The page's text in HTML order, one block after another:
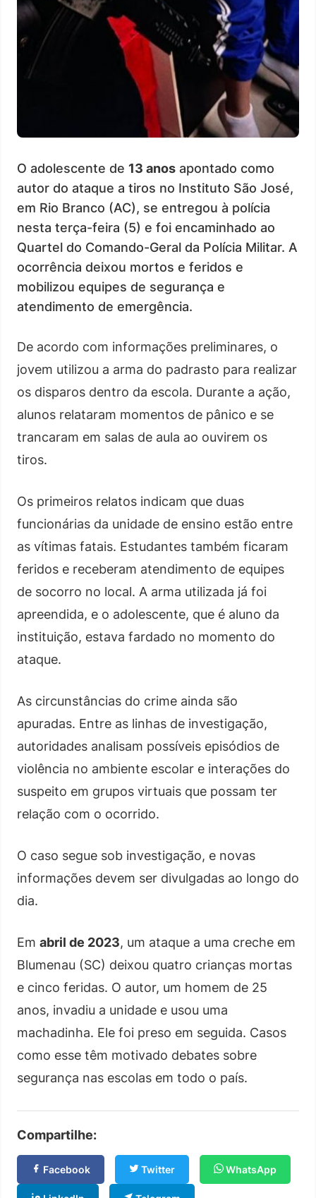
O adolescente de 13 anos apontado como
autor do ataque a tiros no Instituto São José,
em Rio Branco (AC), se entregou à polícia
nesta terça-feira (5) e foi encaminhado ao
Quartel do Comando-Geral da Polícia Militar. A
ocorrência deixou mortos e feridos e
mobilizou equipes de segurança e
atendimento de emergência.
De acordo com informações preliminares, o
jovem utilizou a arma do padrasto para realizar
os disparos dentro da escola. Durante a ação,
alunos relataram momentos de pânico e se
trancaram em salas de aula ao ouvirem os
tiros.
Os primeiros relatos indicam que duas
funcionárias da unidade de ensino estão entre
as vítimas fatais. Estudantes também ficaram
feridos e receberam atendimento de equipes
de socorro no local. A arma utilizada já foi
apreendida, e o adolescente, que é aluno da
instituição, estava fardado no momento do
ataque.
As circunstâncias do crime ainda são
apuradas. Entre as linhas de investigação,
autoridades analisam possíveis episódios de
violência no ambiente escolar e interações do
suspeito em grupos virtuais que possam ter
relação com o ocorrido.
O caso segue sob investigação, e novas
informações devem ser divulgadas ao longo do
dia.
Em abril de 2023, um ataque a uma creche em
Blumenau (SC) deixou quatro crianças mortas
e cinco feridas. O autor, um homem de 25
anos, invadiu a unidade e usou uma
machadinha. Ele foi preso em seguida. Casos
como esse têm motivado debates sobre
segurança nas escolas em todo o país.
Compartilhe:
Facebook Twitter WhatsApp